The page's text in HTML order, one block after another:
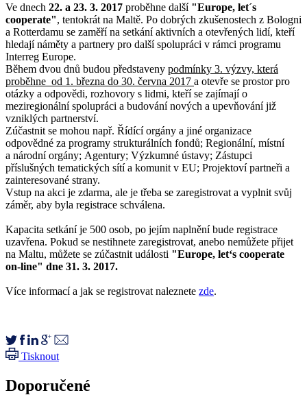
Ve dnech 22. a 23. 3. 2017 proběhne další"Europe, let´s
cooperate", tentokrát na Maltě. Po dobrých zkušenostech z Bologni
a Rotterdamu se zaměří na setkání aktivních a otevřených lidí, kteří
hledají náměty a partnery pro další spolupráci v rámci programu
Interreg Europe.
Během dvou dnů budou představeny podmínky 3. výzvy, která
proběhne od 1. března do 30. června 2017 a otevře se prostor pro
otázky a odpovědi, rozhovory s lidmi, kteří se zajímají o
meziregionální spolupráci a budování nových a upevňování již
vzniklých partnerství.
Zúčastnit se mohou např. Řídící orgány a jiné organizace
odpovědné za programy strukturálních fondů; Regionální, místní
a národní orgány; Agentury; Výzkumné ústavy; Zástupci
příslušných tematických sítí a komunit v EU; Projektoví partneři a
zainteresované strany.
Vstup na akci je zdarma, ale je třeba se zaregistrovat a vyplnit svůj
záměr, aby byla registrace schválena.
Kapacita setkání je 500 osob, po jejím naplnění bude registrace
uzavřena. Pokud se nestihnete zaregistrovat, anebo nemůžete přijet
na Maltu, můžete se zúčastnit události "Europe, let‘s cooperate
on-line" dne 31. 3. 2017.
Více informací a jak se registrovat naleznete zde.
Tisknout
Doporučené